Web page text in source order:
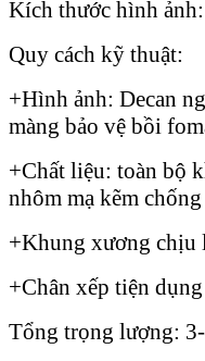
Kích thước hình
Quy cách kỹ thuật:
+Hình ảnh: Decan
màng bảo vệ bồi
+Chất liệu: toàn bộ
nhôm mạ kẽm
+Khung xương chịu
+Chân xếp tiện
Tổng trọng lượng: